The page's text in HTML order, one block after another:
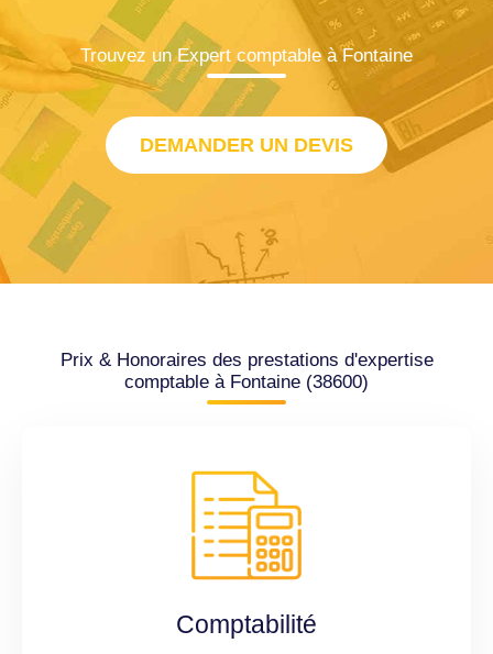
Trouvez un Expert comptable à Fontaine
DEMANDER UN DEVIS
Prix & Honoraires des prestations d'expertise
comptable à Fontaine (38600)
Comptabilité